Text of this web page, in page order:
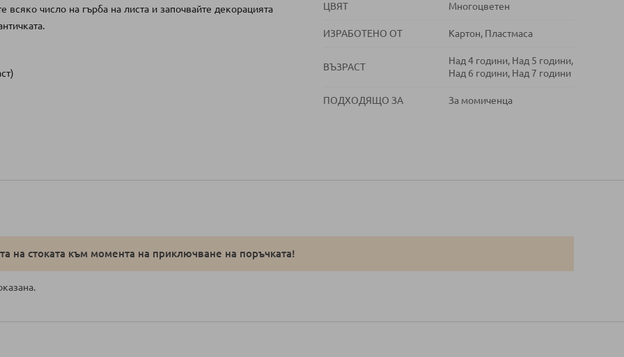
число на гърба на листа и започвайте декорацията
ЦВЯТ Многоцветен
ИЗРАБОТЕНО ОТ Картон, Пластмаса
ВЪЗРАСТ
Над 4 години, Над 5 години,
Над 6 години, Над 7 години
ПОДХОДЯЩО ЗА За момиченца
на стоката към момента на приключване на поръчката!